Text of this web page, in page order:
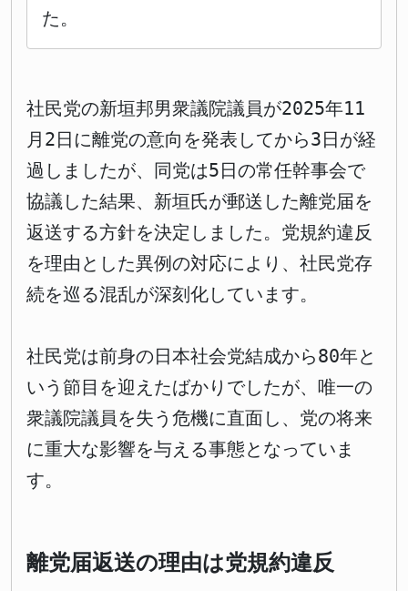
た。
社民党の新垣邦男衆議院議員が2025年11
月2日に離党の意向を発表してから3日が経
過しましたが、同党は5日の常任幹事会で
協議した結果、新垣氏が郵送した離党届を
返送する方針を決定しました。党規約違反
を理由とした異例の対応により、社民党存
続を巡る混乱が深刻化しています。
社民党は前身の日本社会党結成から80年と
いう節目を迎えたばかりでしたが、唯一の
衆議院議員を失う危機に直面し、党の将来
に重大な影響を与える事態となっていま
す。
離党届返送の理由は党規約違反